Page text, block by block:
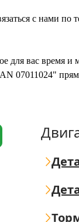
с нами
для вас
07011024"